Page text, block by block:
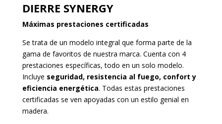
DIERRE SYNERGY
Máximas prestaciones certificadas
Se trata de un modelo integral que forma parte de la
gama de favoritos de nuestra marca. Cuenta con 4
prestaciones específicas, todo en un solo modelo.
Incluye seguridad, resistencia al fuego, confort y
eficiencia energética. Todas estas prestaciones
certificadas se ven apoyadas con un estilo genial en
madera.